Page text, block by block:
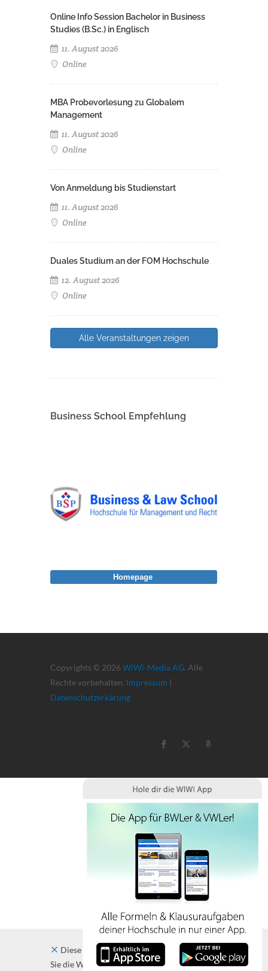
Online Info Session Bachelor in Business
Studies (B.Sc.) in Englisch
11. August 2026
Online
MBA Probevorlesung zu Globalem
Management
11. August 2026
Online
Von Anmeldung bis Studienstart
11. August 2026
Online
Duales Studium an der FOM Hochschule
12. August 2026
Online
Alle Veranstaltungen zeigen
Business School Empfehlung
Copyrights © 2026 WiWi-Media AG. Alle
Rechte vorbehalten. Impressum |
Datenschutzerkärung
Diese Website verwendet Cookies. Indem
Sie die Website und ihre Angebote nutzen
Homepage